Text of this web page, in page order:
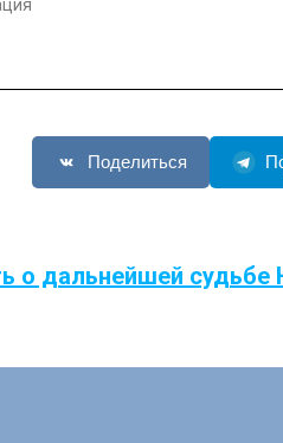
Поделиться
о дальнейшей